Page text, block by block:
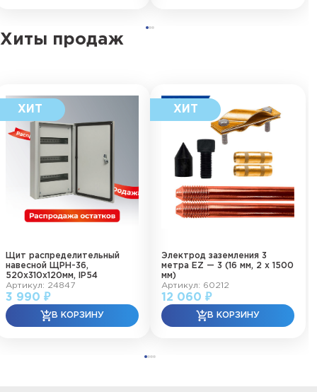
Хиты продаж
Щит распределительный
навесной ЩРН-36,
520х310х120мм, IP54
Артикул: 24847
3 990 ₽
Электрод заземления 3
метра EZ — 3 (16 мм, 2 х 1500
мм)
Артикул: 60212
12 060 ₽